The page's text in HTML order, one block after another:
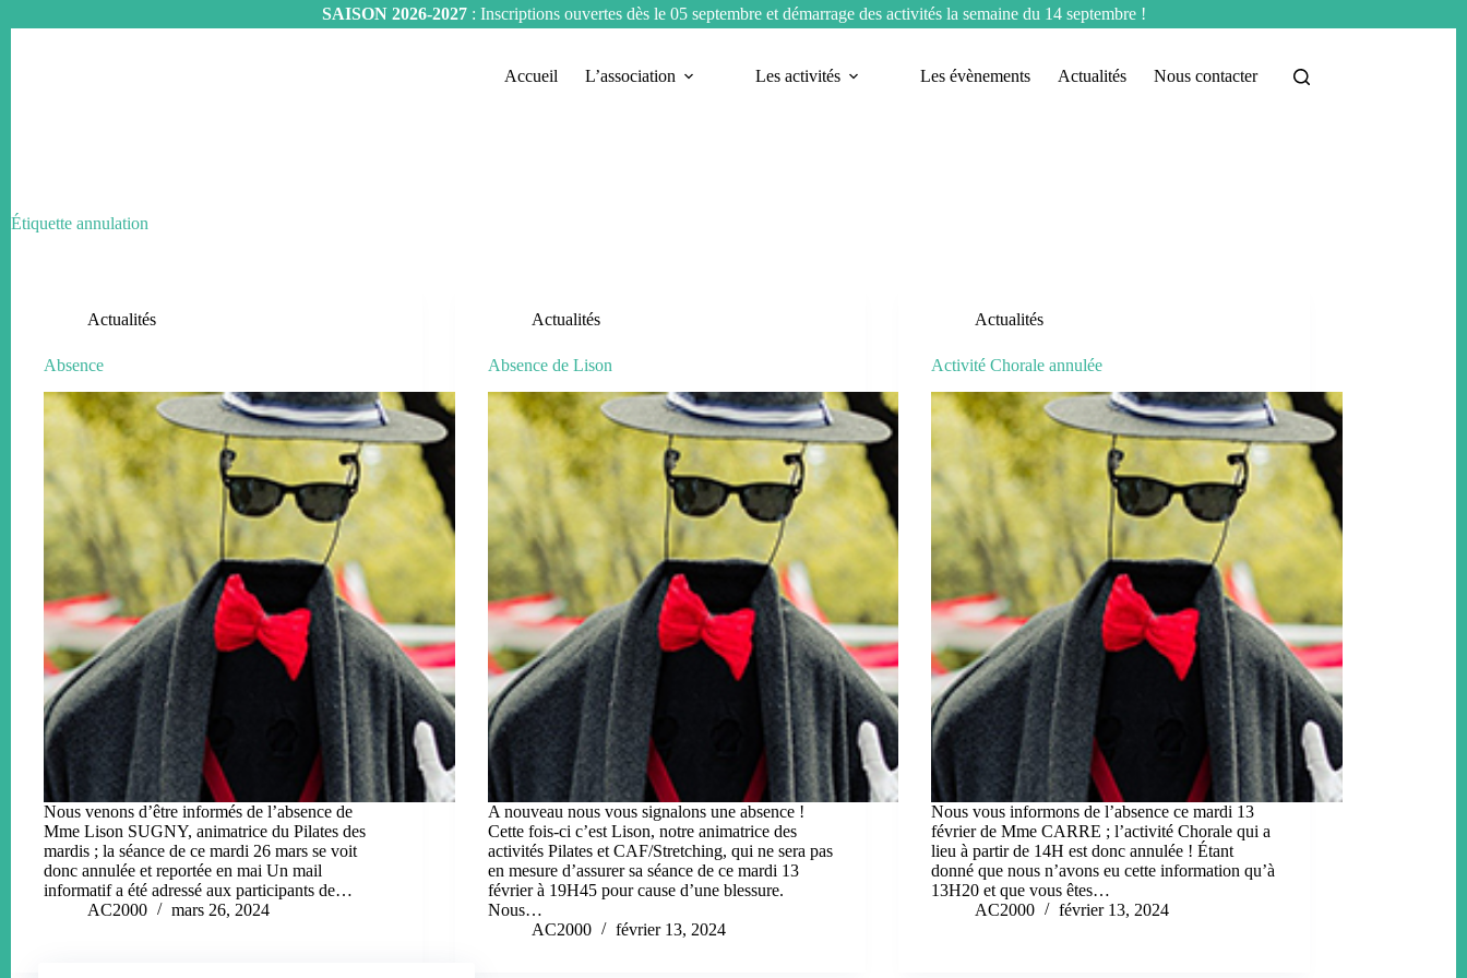
SAISON 2026-2027: Inscriptions ouvertes dès le 05 septembre et démarrage des activités la semaine du 14 septembre !
Accueil L’association Les activités Les évènements Actualités Nous contacter
Étiquette annulation
Actualités
Absence
Nous venons d’être informés de l’absence de
Mme Lison SUGNY, animatrice du Pilates des
mardis ; la séance de ce mardi 26 mars se voit
donc annulée et reportée en mai Un mail
informatif a été adressé aux participants de…
AC2000
mars 26, 2024
Actualités
Absence de Lison
A nouveau nous vous signalons une absence !
Cette fois-ci c’est Lison, notre animatrice des
activités Pilates et CAF/Stretching, qui ne sera pas
en mesure d’assurer sa séance de ce mardi 13
février à 19H45 pour cause d’une blessure.
Nous…
AC2000
février 13, 2024
Actualités
Activité Chorale annulée
Nous vous informons de l’absence ce mardi 13
février de Mme CARRE ; l’activité Chorale qui a
lieu à partir de 14H est donc annulée ! Étant
donné que nous n’avons eu cette information qu’à
13H20 et que vous êtes…
AC2000
février 13, 2024